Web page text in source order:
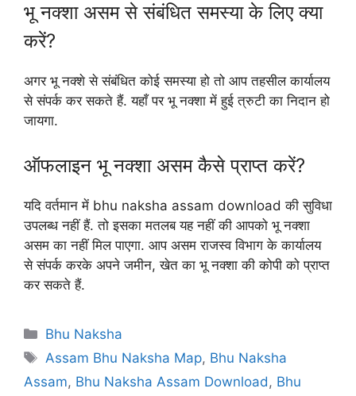
भू नक्शा असम से संबंधित समस्या के लिए क्या
करें?
अगर भू नक्शे से संबंधित कोई समस्या हो तो आप तहसील कार्यालय
से संपर्क कर सकते हैं. यहाँ पर भू नक्शा में हुई त्रुटी का निदान हो
जायगा.
ऑफलाइन भू नक्शा असम कैसे प्राप्त करें?
यदि वर्तमान में bhu naksha assam download की सुविधा
उपलब्ध नहीं हैं. तो इसका मतलब यह नहीं की आपको भू नक्शा
असम का नहीं मिल पाएगा. आप असम राजस्व विभाग के कार्यालय
से संपर्क करके अपने जमीन, खेत का भू नक्शा की कोपी को प्राप्त
कर सकते हैं.
Categories
Bhu Naksha
Tags
Assam Bhu Naksha Map, Bhu Naksha
Assam, Bhu Naksha Assam Download , Bhu